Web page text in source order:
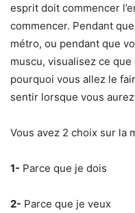
esprit doit commencer
commencer. Pendant
métro, ou pendant que
muscu, visualisez ce
pourquoi vous allez le
sentir lorsque vous
Vous avez 2 choix sur la
1- Parce que je dois
2- Parce que je veux